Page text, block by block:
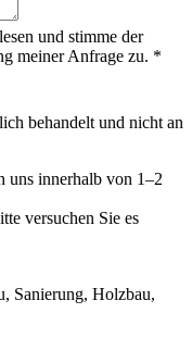
und stimme der
meiner Anfrage zu. *
behandelt und nicht an
uns innerhalb von 1–2
versuchen Sie es
Sanierung, Holzbau,